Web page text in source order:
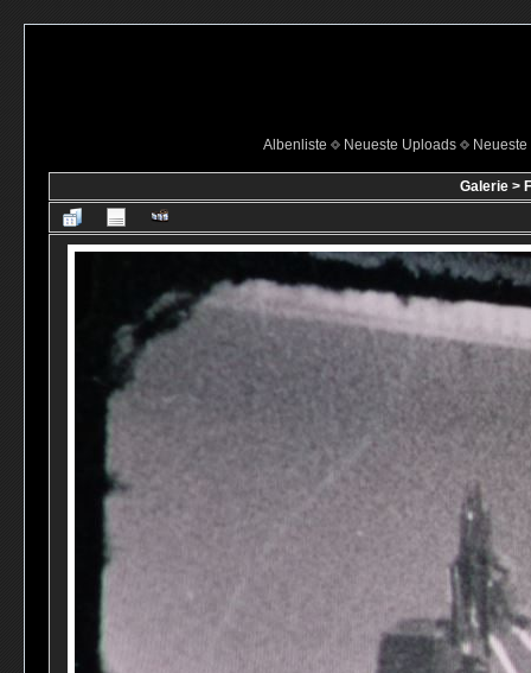
Albenliste Neueste Uploads
Galerie >